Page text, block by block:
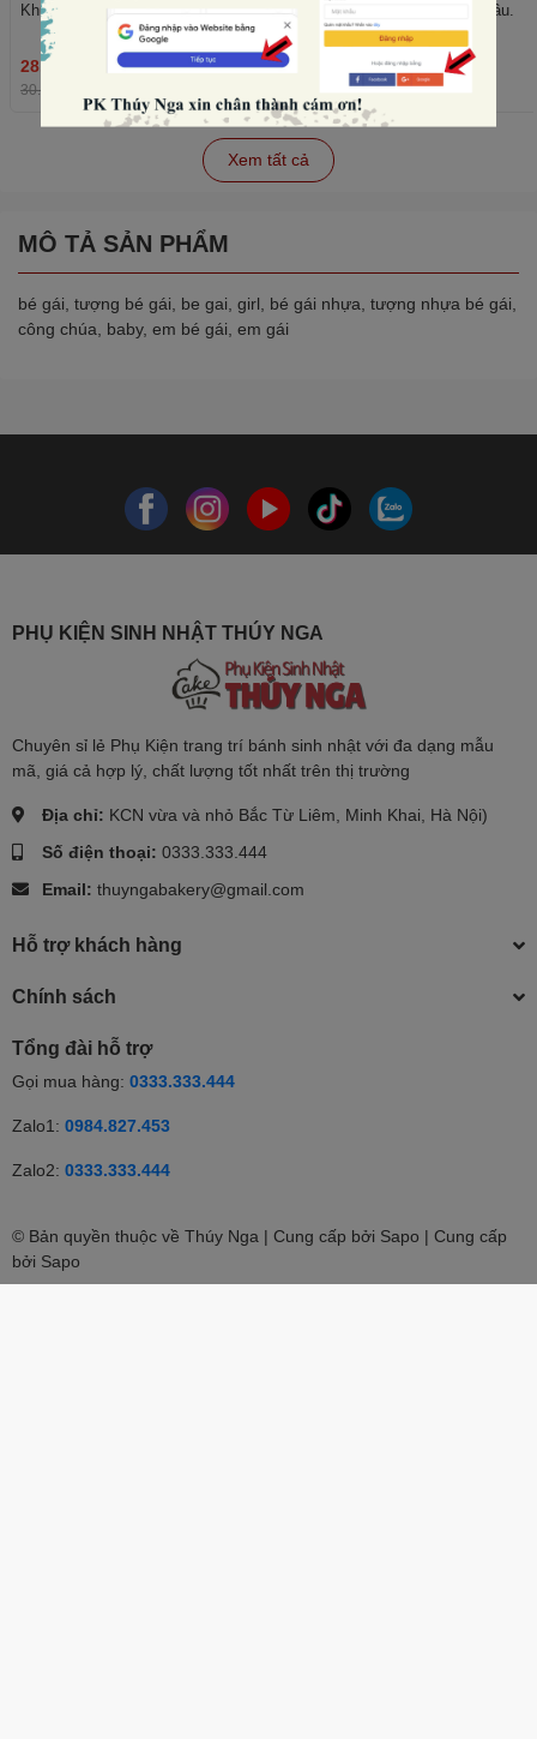
Khuôn silicon- 6 quả mâm xôi.
28.800₫
30.000₫
THÊM
Khuôn silicon- 4 quả dâu.
36.480₫
38.000₫ -4%
Xem tất cả
MÔ TẢ SẢN PHẨM
bé gái, tượng bé gái, be gai, girl, bé gái nhựa, tượng nhựa bé gái,
công chúa, baby, em bé gái, em gái
PHỤ KIỆN SINH NHẬT THÚY NGA
Chuyên sỉ lẻ Phụ Kiện trang trí bánh sinh nhật với đa dạng mẫu
mã, giá cả hợp lý, chất lượng tốt nhất trên thị trường
Địa chỉ: KCN vừa và nhỏ Bắc Từ Liêm, Minh Khai, Hà Nội)
Số điện thoại: 0333.333.444
Email: thuyngabakery@gmail.com
Hỗ trợ khách hàng
Chính sách
Tổng đài hỗ trợ
Gọi mua hàng: 0333.333.444
Zalo1: 0984.827.453
Zalo2: 0333.333.444
© Bản quyền thuộc về Thúy Nga | Cung cấp bởi Sapo | Cung cấp
bởi Sapo